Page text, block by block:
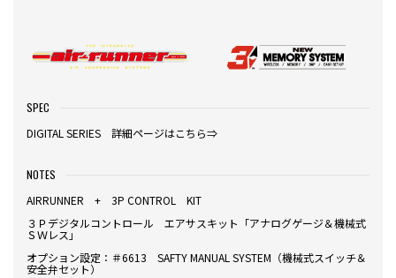
SPEC
DIGITAL SERIES 詳細ページはこちら⇒
NOTES
AIRRUNNER + 3P CONTROL KIT
３Ｐデジタルコントロール エアサスキット「アナログゲージ＆機械式
ＳＷレス」
オプション設定：＃6613 SAFTY MANUAL SYSTEM（機械式スイッチ＆
安全弁セット）